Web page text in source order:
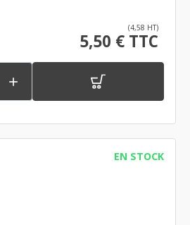
(4,58 HT)
5,50 € TTC

EN STOCK